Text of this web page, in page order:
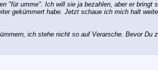
"für umme". Ich will sie ja bezahlen, aber er bringt
gekümmert habe. Jetzt schaue ich mich halt
ich stehe nicht so auf Verarsche. Bevor Du